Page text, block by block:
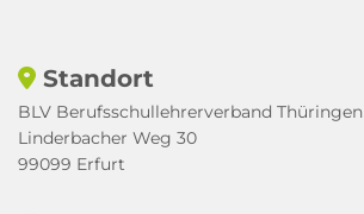
 Standort
BLV Berufsschullehrerverband Thüringen
Linderbacher Weg 30
99099 Erfurt